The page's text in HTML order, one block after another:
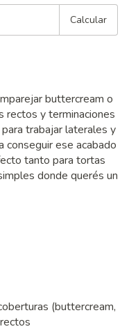
Calcular
buttercream o
rectos y terminaciones
trabajar laterales y
conseguir ese acabado
tanto para tortas
donde querés un
(buttercream,